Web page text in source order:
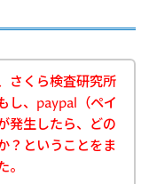
さくら検査研究所
し、paypal（ペイ
発生したら、どの
？ということをま